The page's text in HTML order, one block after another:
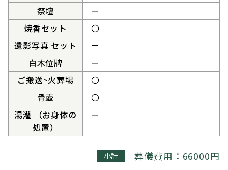
祭壇
ー
焼香セット
〇
遺影写真 セット
ー
白木位牌
ー
ご搬送~火葬場
〇
骨壺
〇
湯灌 （お身体の
処置）
ー
小計 葬儀費用：66000円